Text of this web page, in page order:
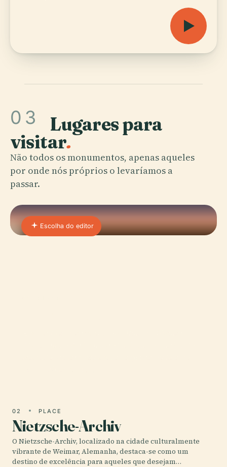
03 Lugares para
visitar.
Não todos os monumentos, apenas aqueles
por onde nós próprios o levaríamos a
passar.
Escolha do editor
02 PLACE
Nietzsche-Archiv
O Nietzsche-Archiv, localizado na cidade culturalmente
vibrante de Weimar, Alemanha, destaca-se como um
destino de excelência para aqueles que desejam…